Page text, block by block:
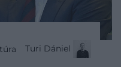
Turi Dániel